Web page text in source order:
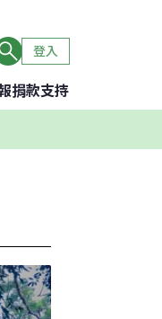
登入
捐款支持